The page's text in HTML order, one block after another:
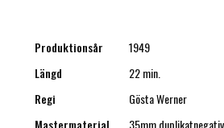
Produktionsår
1949
Längd
22 min.
Regi
Gösta Werner
Mastermaterial
35mm duplikatnegativ